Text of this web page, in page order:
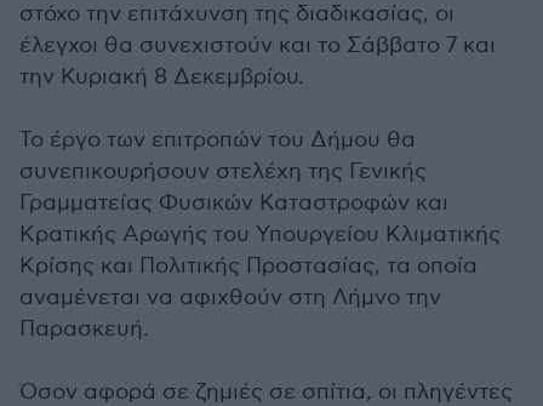
στόχο την επιτάχυνση της διαδικασίας, οι
έλεγχοι θα συνεχιστούν και το Σάββατο 7 και
την Κυριακή 8 Δεκεμβρίου.
Το έργο των επιτροπών του Δήμου θα
συνεπικουρήσουν στελέχη της Γενικής
Γραμματείας Φυσικών Καταστροφών και
Κρατικής Αρωγής του Υπουργείου Κλιματικής
Κρίσης και Πολιτικής Προστασίας, τα οποία
αναμένεται να αφιχθούν στη Λήμνο την
Παρασκευή.
Όσον αφορά σε ζημιές σε σπίτια, οι πληγέντες